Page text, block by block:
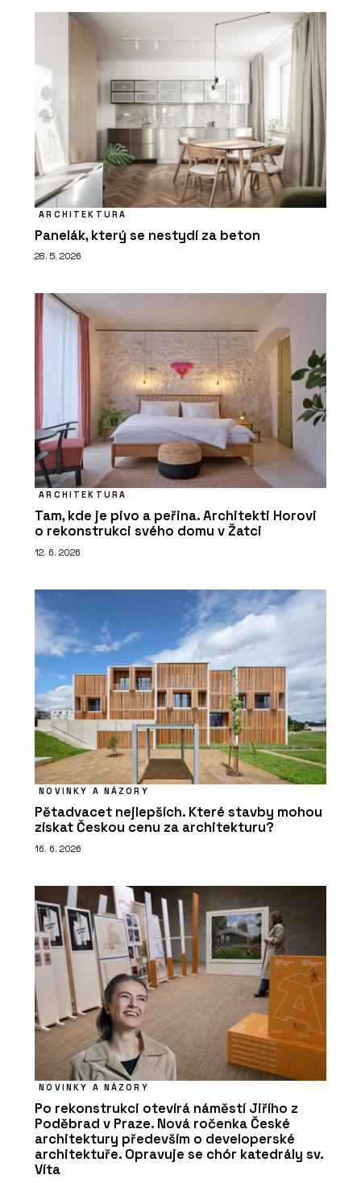
ARCHITEKTURA
Panelák, který se nestydí za beton
28. 5. 2026
ARCHITEKTURA
Tam, kde je pivo a peřina. Architekti Horovi
o rekonstrukci svého domu v Žatci
12. 6. 2026
NOVINKY A NÁZORY
Pětadvacet nejlepších. Které stavby mohou
získat Českou cenu za architekturu?
16. 6. 2026
NOVINKY A NÁZORY
Po rekonstrukci otevírá náměstí Jiřího z
Poděbrad v Praze. Nová ročenka České
architektury především o developerské
architektuře. Opravuje se chór katedrály sv.
Víta